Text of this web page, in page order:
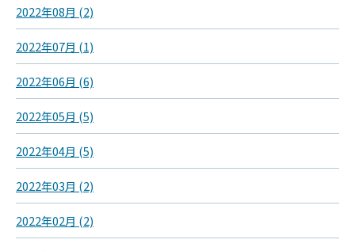
2022年08月 (2)
2022年07月 (1)
2022年06月 (6)
2022年05月 (5)
2022年04月 (5)
2022年03月 (2)
2022年02月 (2)